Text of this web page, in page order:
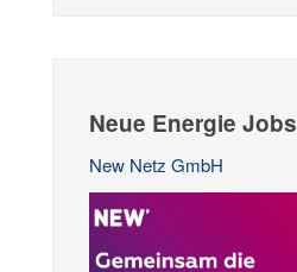
Neue Energie Jobs
New Netz GmbH